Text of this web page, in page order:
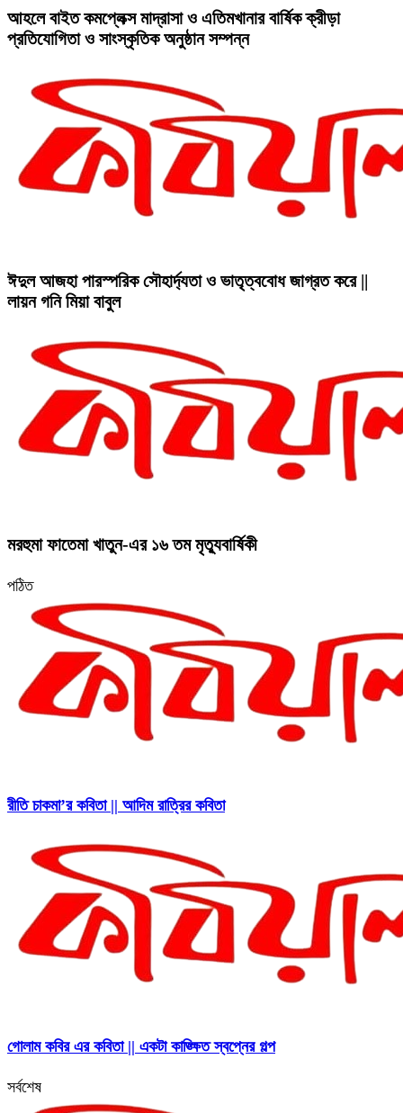
আহলে বাইত কমপ্লেক্স মাদ্রাসা ও এতিমখানার বার্ষিক ক্রীড়া
প্রতিযোগিতা ও সাংস্কৃতিক অনুষ্ঠান সম্পন্ন
ঈদুল আজহা পারস্পরিক সৌহার্দ্যতা ও ভাতৃত্ববোধ জাগ্রত করে ||
লায়ন গনি মিয়া বাবুল
মরহুমা ফাতেমা খাতুন-এর ১৬ তম মৃত্যুবার্ষিকী
পঠিত
রীতি চাকমা’র কবিতা || আদিম রাত্রির কবিতা
গোলাম কবির এর কবিতা || একটা কাঙ্ক্ষিত স্বপ্নের গল্প
সর্বশেষ